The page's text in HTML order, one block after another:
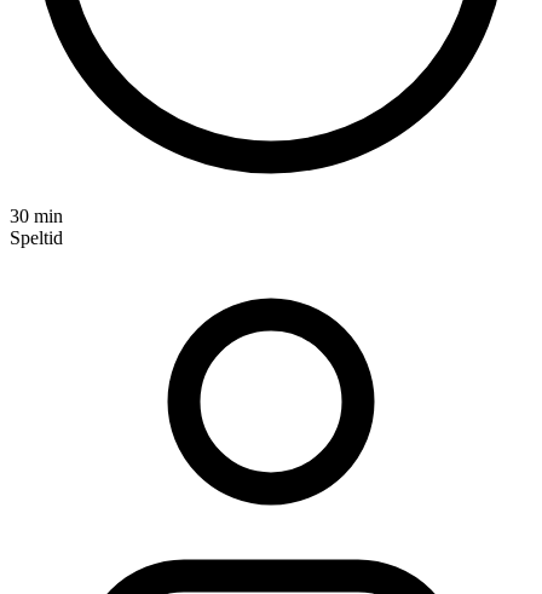
30 min
Speltid